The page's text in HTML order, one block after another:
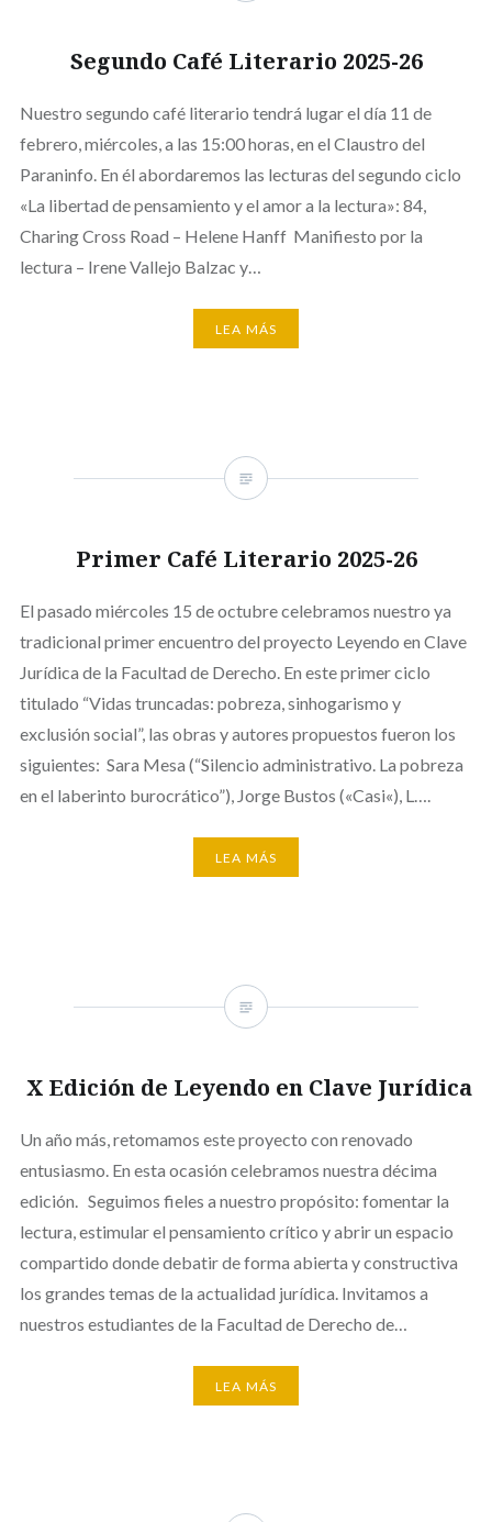
Segundo Café Literario 2025-26
Nuestro segundo café literario tendrá lugar el día 11 de
febrero, miércoles, a las 15:00 horas, en el Claustro del
Paraninfo. En él abordaremos las lecturas del segundo ciclo
«La libertad de pensamiento y el amor a la lectura»: 84,
Charing Cross Road – Helene Hanff Manifiesto por la
lectura – Irene Vallejo Balzac y…
LEA MÁS
Primer Café Literario 2025-26
El pasado miércoles 15 de octubre celebramos nuestro ya
tradicional primer encuentro del proyecto Leyendo en Clave
Jurídica de la Facultad de Derecho. En este primer ciclo
titulado “Vidas truncadas: pobreza, sinhogarismo y
exclusión social”, las obras y autores propuestos fueron los
siguientes: Sara Mesa (“Silencio administrativo. La pobreza
en el laberinto burocrático”), Jorge Bustos («Casi«), L….
LEA MÁS
X Edición de Leyendo en Clave Jurídica
Un año más, retomamos este proyecto con renovado
entusiasmo. En esta ocasión celebramos nuestra décima
edición. Seguimos fieles a nuestro propósito: fomentar la
lectura, estimular el pensamiento crítico y abrir un espacio
compartido donde debatir de forma abierta y constructiva
los grandes temas de la actualidad jurídica. Invitamos a
nuestros estudiantes de la Facultad de Derecho de…
LEA MÁS